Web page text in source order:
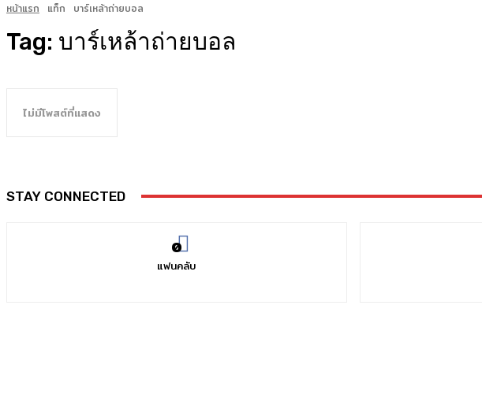
หน้าแรก แท็ก บาร์เหล้าถ่ายบอล
Tag: บาร์เหล้าถ่ายบอล
ไม่มีโพสต์ที่แสดง
STAY CONNECTED
0
แฟนคลับ